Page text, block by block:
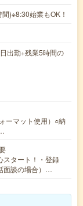
)※8:30始業もOK！
出勤+残業5時間の
ーマット使用）○納
スタート！・登録
面談の場合）…